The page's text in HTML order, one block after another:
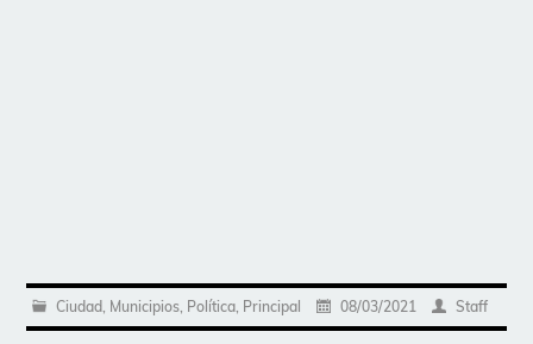
Ciudad, Municipios, Política, Principal 08/03/2021 Staff